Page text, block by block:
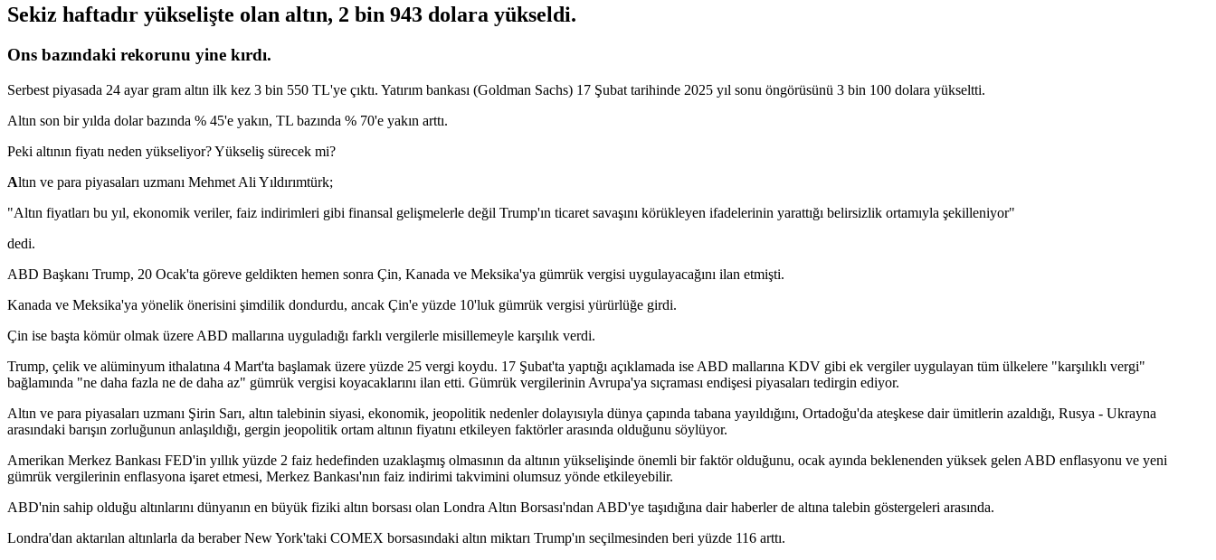
Sekiz haftadır yükselişte olan altın, 2 bin 943 dolara yükseldi.
Ons bazındaki rekorunu yine kırdı.
Serbest piyasada 24 ayar gram altın ilk kez 3 bin 550 TL'ye çıktı. Yatırım bankası (Goldman Sachs) 17 Şubat tarihinde 2025 yıl sonu öngörüsünü 3 bin 100 dolara yükseltti.
Altın son bir yılda dolar bazında % 45'e yakın, TL bazında % 70'e yakın arttı.
Peki altının fiyatı neden yükseliyor? Yükseliş sürecek mi?
Altın ve para piyasaları uzmanı Mehmet Ali Yıldırımtürk;
"Altın fiyatları bu yıl, ekonomik veriler, faiz indirimleri gibi finansal gelişmelerle değil Trump'ın ticaret savaşını körükleyen ifadelerinin yarattığı belirsizlik ortamıyla şekilleniyor"
dedi.
ABD Başkanı Trump, 20 Ocak'ta göreve geldikten hemen sonra Çin, Kanada ve Meksika'ya gümrük vergisi uygulayacağını ilan etmişti.
Kanada ve Meksika'ya yönelik önerisini şimdilik dondurdu, ancak Çin'e yüzde 10'luk gümrük vergisi yürürlüğe girdi.
Çin ise başta kömür olmak üzere ABD mallarına uyguladığı farklı vergilerle misillemeyle karşılık verdi.
Trump, çelik ve alüminyum ithalatına 4 Mart'ta başlamak üzere yüzde 25 vergi koydu. 17 Şubat'ta yaptığı açıklamada ise ABD mallarına KDV gibi ek vergiler uygulayan tüm ülkelere "karşılıklı vergi"
bağlamında "ne daha fazla ne de daha az" gümrük vergisi koyacaklarını ilan etti. Gümrük vergilerinin Avrupa'ya sıçraması endişesi piyasaları tedirgin ediyor.
Altın ve para piyasaları uzmanı Şirin Sarı, altın talebinin siyasi, ekonomik, jeopolitik nedenler dolayısıyla dünya çapında tabana yayıldığını, Ortadoğu'da ateşkese dair ümitlerin azaldığı, Rusya - Ukrayna
arasındaki barışın zorluğunun anlaşıldığı, gergin jeopolitik ortam altının fiyatını etkileyen faktörler arasında olduğunu söylüyor.
Amerikan Merkez Bankası FED'in yıllık yüzde 2 faiz hedefinden uzaklaşmış olmasının da altının yükselişinde önemli bir faktör olduğunu, ocak ayında beklenenden yüksek gelen ABD enflasyonu ve yeni
gümrük vergilerinin enflasyona işaret etmesi, Merkez Bankası'nın faiz indirimi takvimini olumsuz yönde etkileyebilir.
ABD'nin sahip olduğu altınlarını dünyanın en büyük fiziki altın borsası olan Londra Altın Borsası'ndan ABD'ye taşıdığına dair haberler de altına talebin göstergeleri arasında.
Londra'dan aktarılan altınlarla da beraber New York'taki COMEX borsasındaki altın miktarı Trump'ın seçilmesinden beri yüzde 116 arttı.